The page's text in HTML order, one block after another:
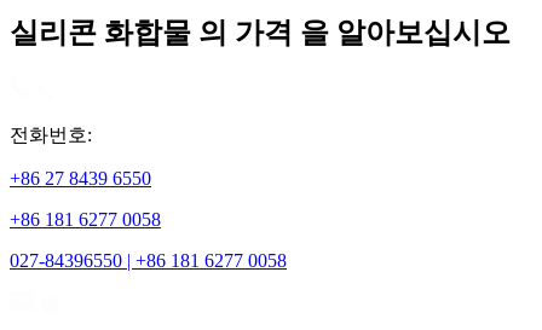
실리콘 화합물 의 가격 을 알아보십시오
전화번호:
+86 27 8439 6550
+86 181 6277 0058
027-84396550 | +86 181 6277 0058